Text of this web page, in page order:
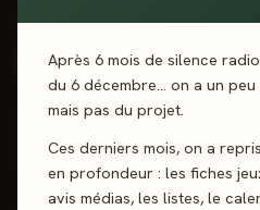
Après 6 mois de silence
du 6 décembre… on a un
mais pas du projet.
Ces derniers mois, on a
en profondeur : les fiches
avis médias, les listes, le
2024·IELLO
Hula Hoo!
2-6 joueurs 8 ans+
Gestion de Main